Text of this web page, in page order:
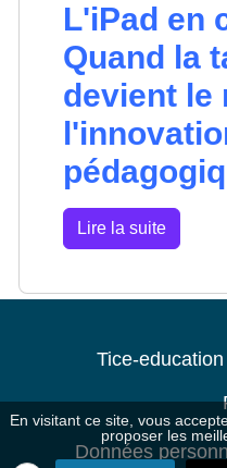
L'iPad en
Quand la
devient le
Lire la suite
Tice-
Données
En visitant ce site, vous
proposer les